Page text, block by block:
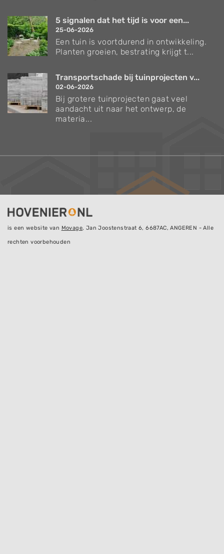
5 signalen dat het tijd is voor een...
25-06-2026
Een tuin is voortdurend in ontwikkeling.
Planten groeien, bestrating krijgt t...
Transportschade bij tuinprojecten v...
02-06-2026
Bij grotere tuinprojecten gaat veel
aandacht uit naar het ontwerp, de
materia...
is een website van Movage, Jan Joostenstraat 6, 6687AC, ANGEREN - Alle
rechten voorbehouden